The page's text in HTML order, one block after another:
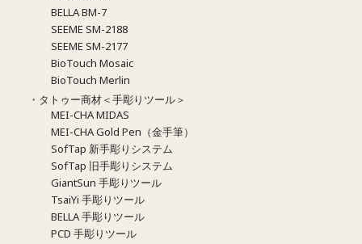
BELLA BM-7
SEEME SM-2188
SEEME SM-2177
BioTouch Mosaic
BioTouch Merlin
・タトゥー商材＜手彫りツール＞
MEI-CHA MIDAS
MEI-CHA Gold Pen（金手筆）
SofTap 新手彫りシステム
SofTap 旧手彫りシステム
GiantSun 手彫りツール
TsaiYi 手彫りツール
BELLA 手彫りツール
PCD 手彫りツール